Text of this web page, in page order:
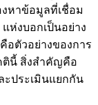
หาข้อมูลที่เชื่อม
ห่งบอกเป็นอย่าง
อตัวอย่างของการ
ตินี้ สิ่งสำคัญคือ
ประเมินแยกกัน